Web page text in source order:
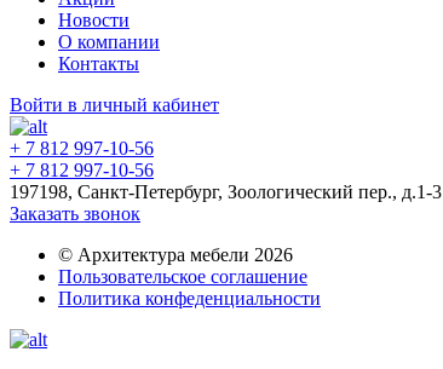
Новости
О компании
Контакты
Войти в личный кабинет
+ 7 812 997-10-56
+ 7 812 997-10-56
197198, Санкт-Петербург, Зоологический пер., д.1-3
Заказать звонок
© Архитектура мебели 2026
Пользовательское соглашение
Политика конфеденциальности